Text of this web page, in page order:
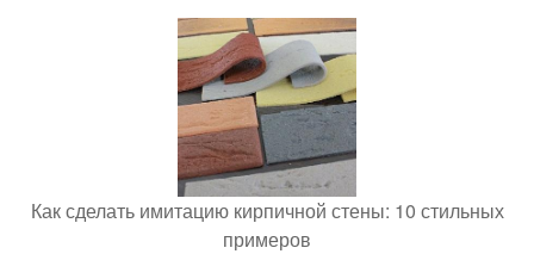
Как сделать имитацию кирпичной стены: 10 стильных
примеров